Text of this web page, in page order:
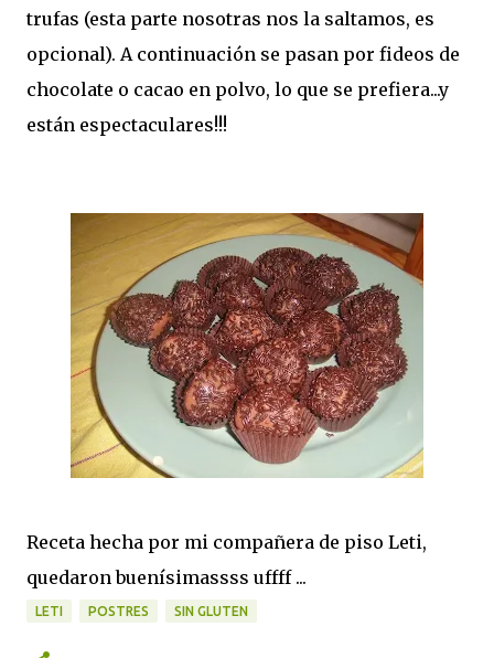
trufas (esta parte nosotras nos la saltamos, es
opcional). A continuación se pasan por fideos de
chocolate o cacao en polvo, lo que se prefiera...y
están espectaculares!!!
Receta hecha por mi compañera de piso Leti,
quedaron buenísimassss uffff ...
LETI POSTRES SIN GLUTEN